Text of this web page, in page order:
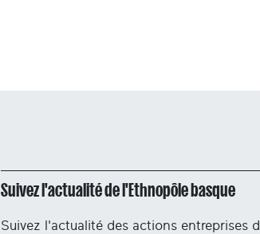
Suivez l'actualité de l'Ethnopôle basque
Suivez l'actualité des actions entreprises